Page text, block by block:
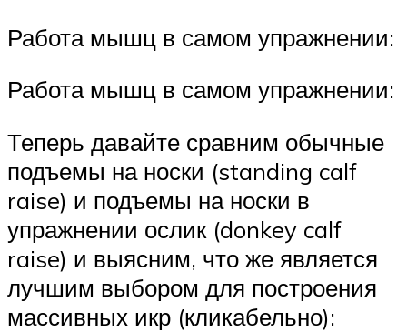
Работа мышц в самом упражнении:
Работа мышц в самом упражнении:
Теперь давайте сравним обычные
подъемы на носки (standing calf
raise) и подъемы на носки в
упражнении ослик (donkey calf
raise) и выясним, что же является
лучшим выбором для построения
массивных икр (кликабельно):